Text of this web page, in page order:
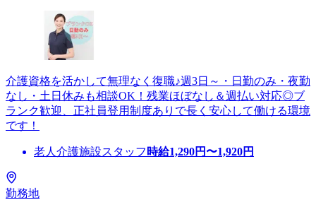
介護資格を活かして無理なく復職♪週3日～・日勤のみ・夜勤
なし・土日休みも相談OK！残業ほぼなし＆週払い対応◎ブ
ランク歓迎、正社員登用制度ありで長く安心して働ける環境
です！
老人介護施設スタッフ 時給1,290円〜1,920円
勤務地